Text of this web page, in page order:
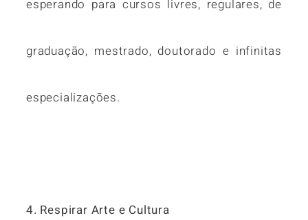
esperando para cursos livres, regulares, de
graduação, mestrado, doutorado e infinitas
especializações.
4. Respirar Arte e Cultura